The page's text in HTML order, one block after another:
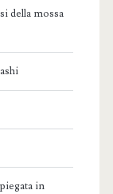
della mossa
in